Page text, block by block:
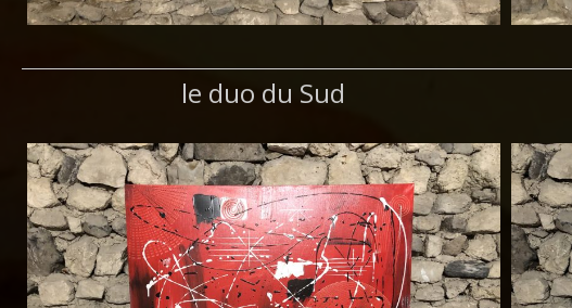
le duo du Sud